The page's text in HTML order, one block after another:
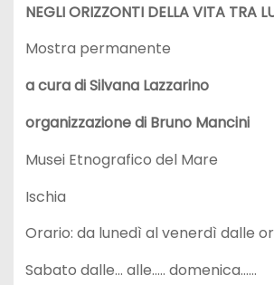
NEGLI ORIZZONTI DELLA VITA TRA
Mostra permanente
a cura di Silvana Lazzarino
organizzazione di Bruno Mancini
Musei Etnografico del Mare
Ischia
Orario: da lunedì al venerdì dalle
Sabato dalle… alle….. domenica……